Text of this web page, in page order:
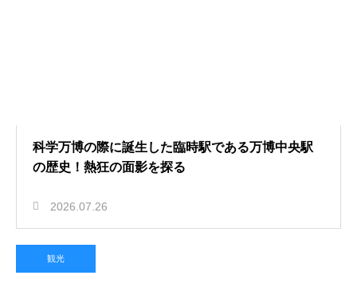
科学万博の際に誕生した臨時駅である万博中央駅
の歴史！熱狂の面影を探る
2026.07.26
観光